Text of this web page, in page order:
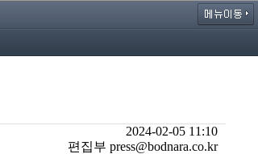
2024-02-05 11:10
편집부 press@bodnara.co.kr